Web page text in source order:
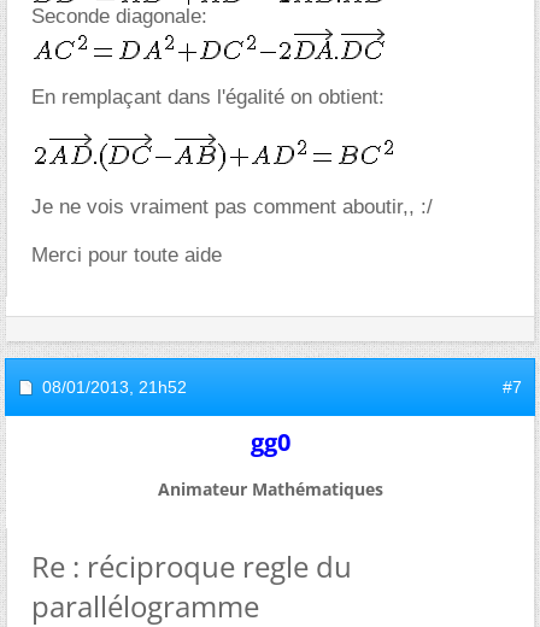
Seconde diagonale:
En remplaçant dans l'égalité on obtient:
Je ne vois vraiment pas comment aboutir,, :/
Merci pour toute aide
08/01/2013, 21h52 #7
gg0
Animateur Mathématiques
Re : réciproque regle du
parallélogramme